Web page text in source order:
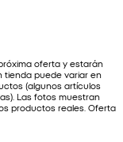
oferta y estarán
tienda puede variar en
(algunos artículos
Las fotos muestran
productos reales. Oferta